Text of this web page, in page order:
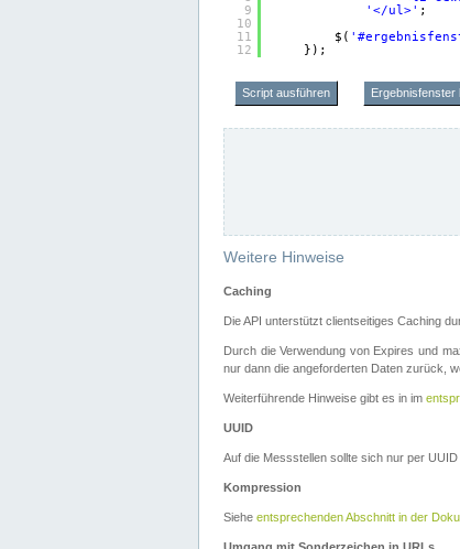
9
10
11
12
'</ul>' ;
$(
});
Script ausführen Ergebnisfenster
Weitere Hinweise
Caching
Die API unterstützt clientseitiges Caching
Durch die Verwendung von Expires und
nur dann die angeforderten Daten zurück,
Weiterführende Hinweise gibt es in im
UUID
Auf die Messstellen sollte sich nur per
Kompression
Siehe entsprechenden Abschnitt in der